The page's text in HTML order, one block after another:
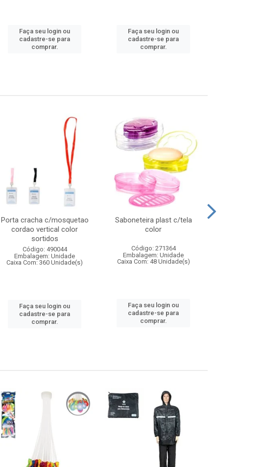
Faça seu login ou
cadastre-se para
comprar.
Faça seu login ou
cadastre-se para
comprar.
Porta cracha c/mosquetao
cordao vertical color
sortidos
Código: 490044
Embalagem: Unidade
Caixa Com: 360 Unidade(s)
Faça seu login ou
cadastre-se para
comprar.
Saboneteira plast c/tela
color
Código: 271364
Embalagem: Unidade
Caixa Com: 48 Unidade(s)
Faça seu login ou
cadastre-se para
comprar.